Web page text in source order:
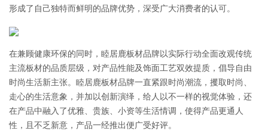
形成了自己独特而鲜明的品牌优势，深受广大消费者的认可。
在兼顾健康环保的同时，睦居鹿板材品牌以实际行动全面改观传统
主流板材的品质层级，对产品性能及饰面工艺双效提质，倡导自由
时尚生活新主张。睦居鹿板材品牌一直紧跟时尚潮流，攫取时尚、
走心的生活意象，并加以创新演绎，给人以不一样的视觉体验，还
在产品中融入了优雅、贵族、小资等生活情调，使得产品更通人
性，且不乏新意，产品一经推出便广受好评。